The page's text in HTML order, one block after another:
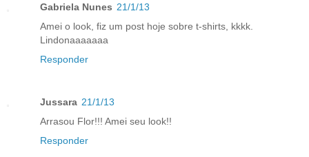
Gabriela Nunes 21/1/13
Amei o look, fiz um post hoje sobre t-shirts, kkkk.
Lindonaaaaaaa
Responder
Jussara 21/1/13
Arrasou Flor!!! Amei seu look!!
Responder